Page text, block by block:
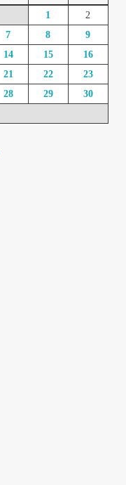
1
2
7 8
9
14 15
16
21 22
23
28 29
30